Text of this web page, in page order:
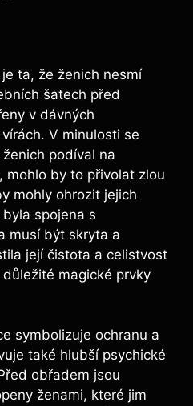
ta, že ženich nesmí
šatech před
v dávných
V minulosti se
podíval na
mohlo by to přivolat zlou
mohly ohrozit jejich
spojena s
musí být skryta a
její čistota a celistvost
magické prvky
symbolizuje ochranu a
také hlubší psychické
obřadem jsou
ženami, které jim